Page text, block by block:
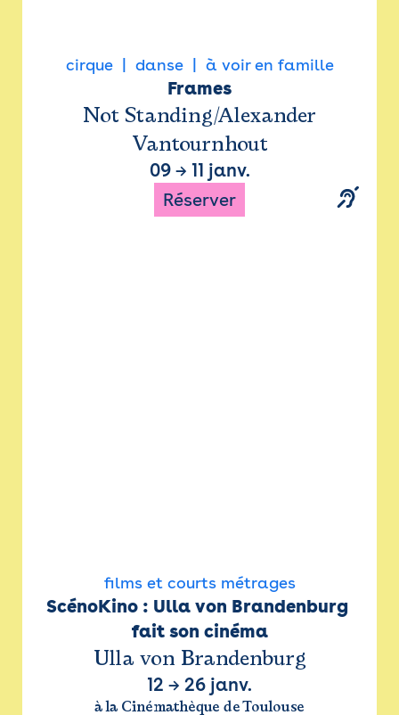
cirque danse à voir en famille
Frames
Not Standing/Alexander
Vantournhout
09→ 11 janv.
Réserver
films et courts métrages
ScénoKino : Ulla von Brandenburg
fait son cinéma
Ulla von Brandenburg
12 → 26 janv.
à la Cinémathèque de Toulouse